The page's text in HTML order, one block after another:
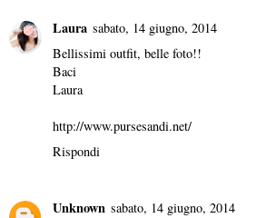
Laura sabato, 14 giugno, 2014
Bellissimi outfit, belle foto!!
Baci
Laura
http://www.pursesandi.net/
Rispondi
Unknown sabato, 14 giugno, 2014